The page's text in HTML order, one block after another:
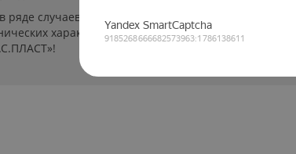
случаев производители могут изменить
характеристиках и стоимости товаров